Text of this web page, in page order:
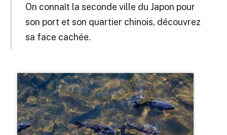
On connaît la seconde ville du Japon pour
son port et son quartier chinois, découvrez
sa face cachée.